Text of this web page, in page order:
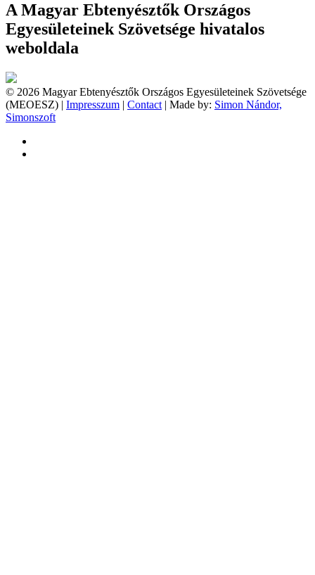
A Magyar Ebtenyésztők Országos
Egyesületeinek Szövetsége hivatalos
weboldala
© 2026 Magyar Ebtenyésztők Országos Egyesületeinek Szövetsége
(MEOESZ) | Impresszum | Contact | Made by: Simon Nándor,
Simonszoft